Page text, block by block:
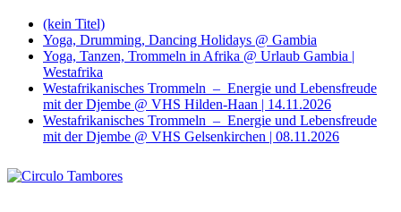
(kein Titel)
Yoga, Drumming, Dancing Holidays @ Gambia
Yoga, Tanzen, Trommeln in Afrika @ Urlaub Gambia |
Westafrika
Westafrikanisches Trommeln – Energie und Lebensfreude
mit der Djembe @ VHS Hilden-Haan | 14.11.2026
Westafrikanisches Trommeln – Energie und Lebensfreude
mit der Djembe @ VHS Gelsenkirchen | 08.11.2026